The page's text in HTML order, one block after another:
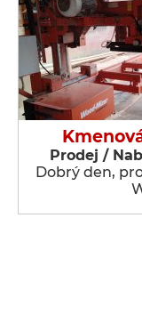
Prodej /
Dobrý den,